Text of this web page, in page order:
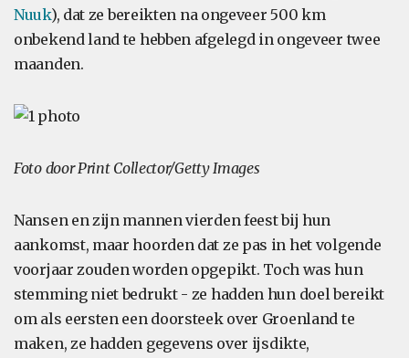
Nuuk), dat ze bereikten na ongeveer 500 km
onbekend land te hebben afgelegd in ongeveer twee
maanden.
Foto door Print Collector/Getty Images
Nansen en zijn mannen vierden feest bij hun
aankomst, maar hoorden dat ze pas in het volgende
voorjaar zouden worden opgepikt. Toch was hun
stemming niet bedrukt - ze hadden hun doel bereikt
om als eersten een doorsteek over Groenland te
maken, ze hadden gegevens over ijsdikte,